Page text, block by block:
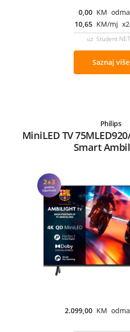
0,00 KM
10,65 KM/mj
uz Student
Saznaj više
Philips
MiniLED TV
Smart
2.099,00 KM